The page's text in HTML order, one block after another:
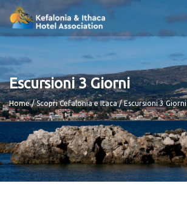
Escursioni 3 Giorni
Breadcrumb
Home Scopri Cefalonia e Itaca Escursioni 3 Giorni